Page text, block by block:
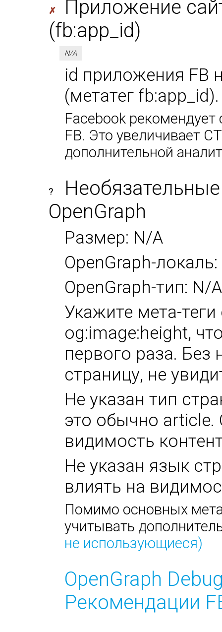
✗
Приложение
(fb:app_id)
N/A
id приложения FB
(метатег
Facebook
FB. Это увеличивает
дополнительной
?
OpenGraph
Размер: N/A
OpenGraph-
OpenGraph-тип: N/A
Укажите мета-
og:image:height,
первого раза. Без
страницу, не
Не указан тип
это обычно
видимость
Не указан язык
влиять на
Помимо основных
учитывать
не использующиеся)
OpenGraph
Рекомендации